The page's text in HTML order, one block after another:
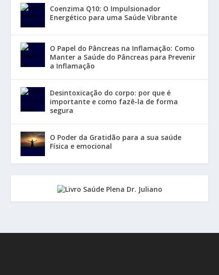
Coenzima Q10: O Impulsionador
Energético para uma Saúde Vibrante
O Papel do Pâncreas na Inflamação: Como
Manter a Saúde do Pâncreas para Prevenir
a Inflamação
Desintoxicação do corpo: por que é
importante e como fazê-la de forma
segura
O Poder da Gratidão para a sua saúde
Física e emocional